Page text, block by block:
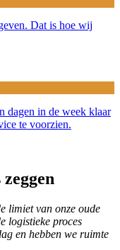
Dat is hoe wij
dagen in de week klaar
te voorzien.
limiet van onze oude
logistieke proces
en hebben we ruimte